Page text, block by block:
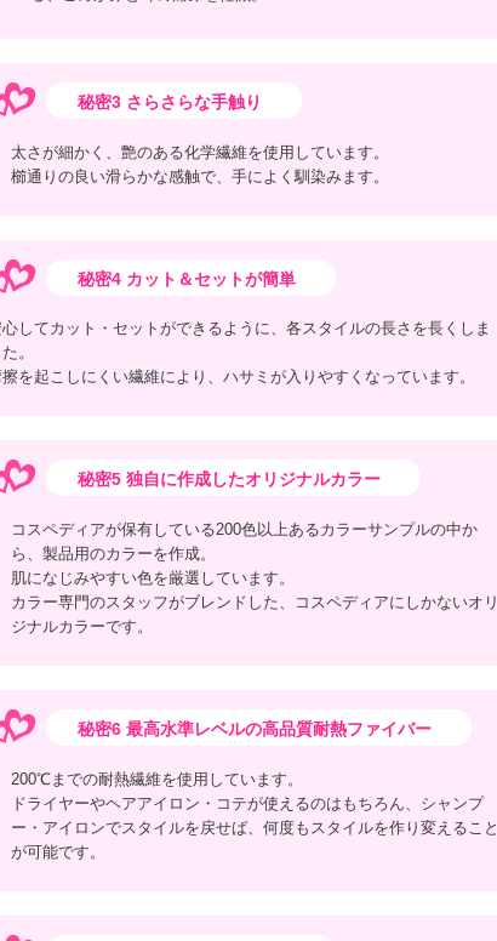
秘密3 さらさらな手触り
太さが細かく、艶のある化学繊維を使用しています。
櫛通りの良い滑らかな感触で、手によく馴染みます。
秘密4 カット＆セットが簡単
してカット・セットができるように、各スタイルの長さを長くしま
。
擦を起こしにくい繊維により、ハサミが入りやすくなっています。
秘密5 独自に作成したオリジナルカラー
コスペディアが保有している200色以上あるカラーサンプルの中か
ら、製品用のカラーを作成。
肌になじみやすい色を厳選しています。
カラー専門のスタッフがブレンドした、コスペディアにしかないオリ
ジナルカラーです。
秘密6 最高水準レベルの高品質耐熱ファイバー
200℃までの耐熱繊維を使用しています。
ドライヤーやヘアアイロン・コテが使えるのはもちろん、シャンプ
ー・アイロンでスタイルを戻せば、何度もスタイルを作り変えること
が可能です。